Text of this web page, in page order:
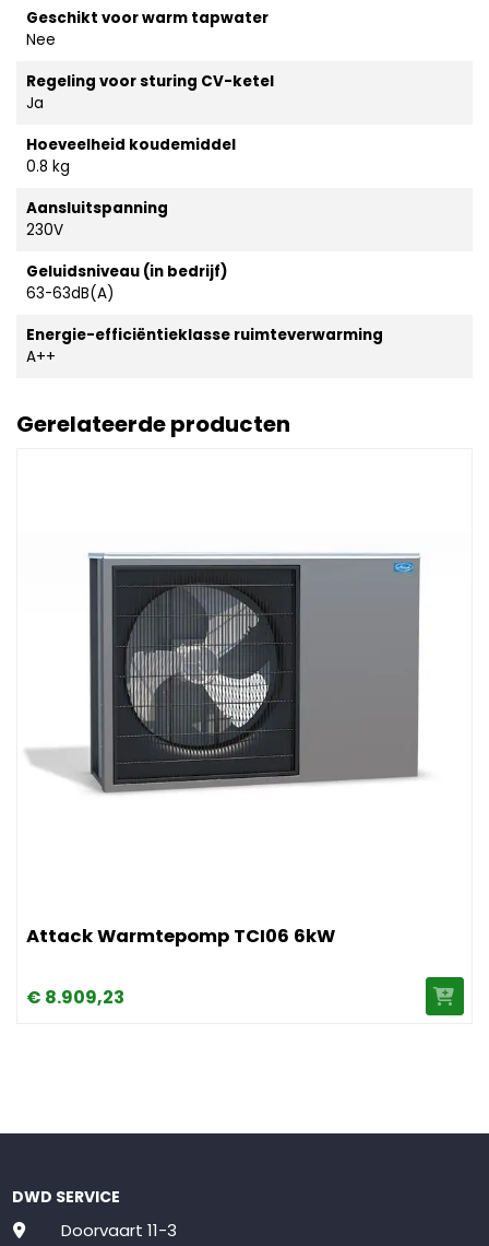
Geschikt voor warm tapwater
Nee
Regeling voor sturing CV-ketel
Ja
Hoeveelheid koudemiddel
0.8 kg
Aansluitspanning
230V
Geluidsniveau (in bedrijf)
63-63dB(A)
Energie-efficiëntieklasse ruimteverwarming
A++
Gerelateerde producten
Attack Warmtepomp TCI06 6kW
€ 8.909,23
DWD SERVICE
Doorvaart 11-3